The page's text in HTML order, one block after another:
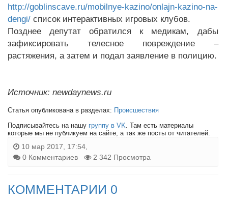
http://goblinscave.ru/mobilnye-kazino/onlajn-kazino-na-
dengi/ список интерактивных игровых клубов.
Позднее депутат обратился к медикам, дабы
зафиксировать телесное повреждение –
растяжения, а затем и подал заявление в полицию.
Источник: newdaynews.ru
Статья опубликована в разделах: Происшествия
Подписывайтесь на нашу группу в VK. Там есть материалы
которые мы не публикуем на сайте, а так же посты от читателей.
10 мар 2017, 17:54,
0 Комментариев
2 342 Просмотра
КОММЕНТАРИИ 0